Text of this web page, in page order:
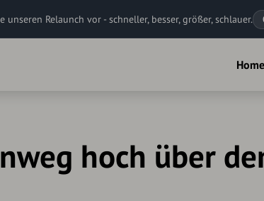
unseren Relaunch vor - schneller, besser, größer, schlauer.
Home
hoch über